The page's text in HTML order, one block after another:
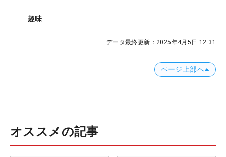
趣味
データ最終更新： 2025年4月5日 12:31
ページ上部へ
オススメの記事